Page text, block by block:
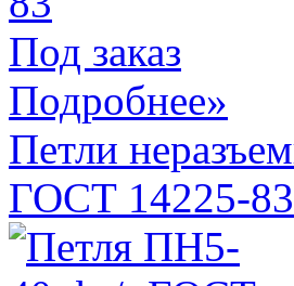
Под заказ
Подробнее»
Петли
ГОСТ 14225-83